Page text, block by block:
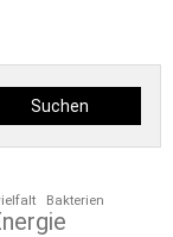
Suchen
Bakterien